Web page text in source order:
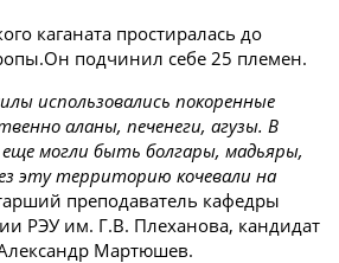
каганата простиралась до
подчинил себе 25 племен.
использовались покоренные
аланы, печенеги, агузы. В
могли быть болгары, мадьяры,
эту территорию кочевали на
преподаватель кафедры
РЭУ им. Г.В. Плеханова, кандидат
Мартюшев.